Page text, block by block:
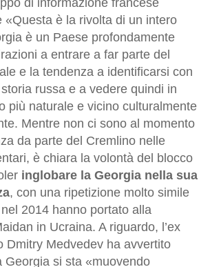
è la rivolta di un intero
è un Paese profondamente
a entrare a far parte del
e la tendenza a identificarsi con
russa e a vedere quindi in
più naturale e vicino culturalmente
Mentre non ci sono al momento
da parte del Cremlino nelle
è chiara la volontà del blocco
inglobare la Georgia nella sua
, con una ripetizione molto simile
2014 hanno portato alla
in Ucraina. A riguardo, l’ex
Dmitry Medvedev ha avvertito
Georgia si sta «muovendo